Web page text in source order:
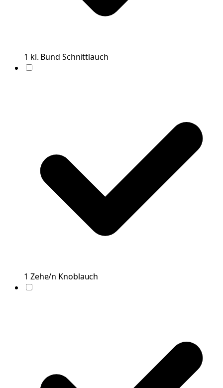
1 kl. Bund Schnittlauch
1 Zehe/n Knoblauch